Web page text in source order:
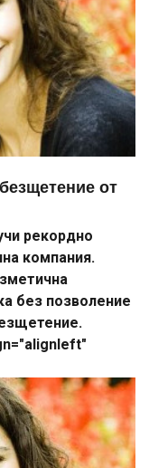
от
рекордно
компания.
без позволение